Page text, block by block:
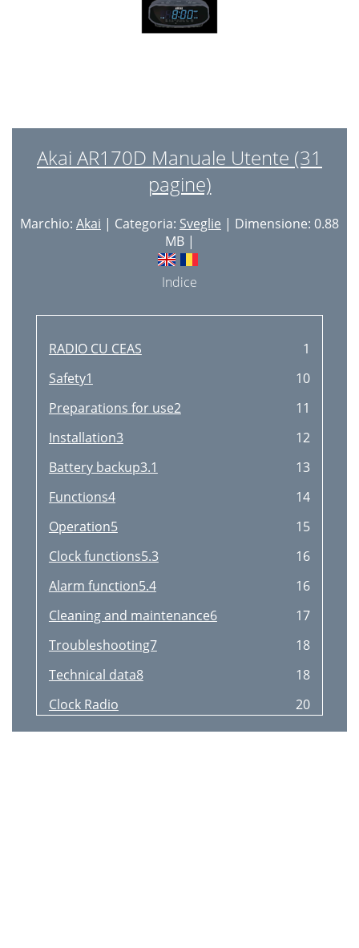
Akai AR170D Manuale Utente (31
pagine)
Marchio: Akai | Categoria: Sveglie | Dimensione: 0.88
MB |
Indice
RADIO CU CEAS
1
Safety1
10
Preparations for use2
11
Installation3
12
Battery backup3.1
13
Functions4
14
Operation5
15
Clock functions5.3
16
Alarm function5.4
16
Cleaning and maintenance6
17
Troubleshooting7
18
Technical data8
18
Clock Radio
20
Table of contents
21